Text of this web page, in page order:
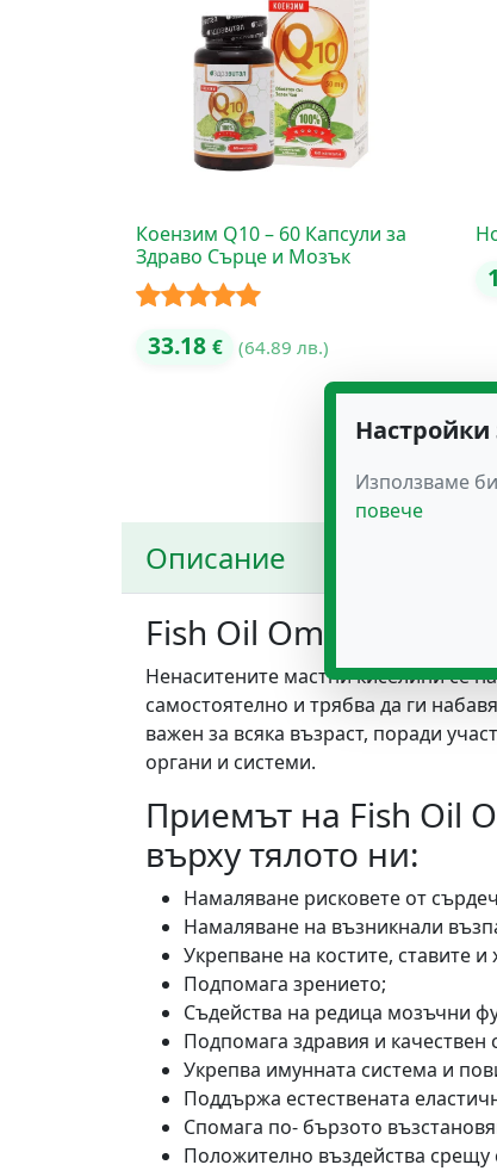
Коензим Q10 – 60 Капсули за
Здраво Сърце и Мозък
Оценено с
33.18 € (64.89 лв.)
Описание
Fish Oil Omega 3
Ненаситените мастни киселини се
самостоятелно и трябва да ги
важен за всяка възраст, поради
органи и системи.
Приемът на Fish Oil
върху тялото ни:
Намаляване рисковете от
Намаляване на възникнали
Укрепване на костите, ставите
Подпомага зрението;
Съдейства на редица мозъчни
Подпомага здравия и качествен
Укрепва имунната система и
Поддържа естествената
Спомага по- бързото
Положително въздейства
Настройки
Използваме
повече